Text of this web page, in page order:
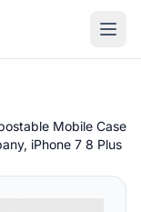
Mobile Case
iPhone 7 8 Plus